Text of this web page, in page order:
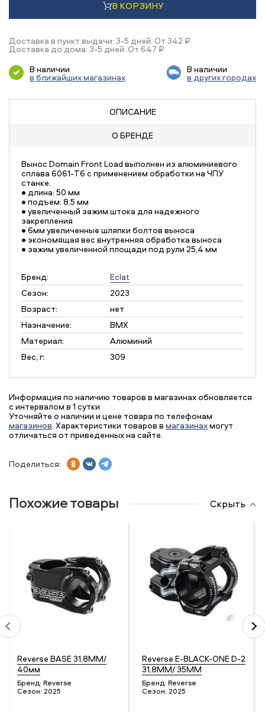
В КОРЗИНУ
Доставка в пункт выдачи: 3-5 дней. От 342 ₽
Доставка до дома: 3-5 дней. От 647 ₽
В наличии
в ближайших магазинах
В наличии
в других городах
ОПИСАНИЕ
О БРЕНДЕ
Вынос Domain Front Load выполнен из алюминиевого
сплава 6061-T6 с применением обработки на ЧПУ
станке.
• длина: 50 мм
• подъем: 8.5 мм
• увеличенный зажим штока для надежного
закрепления
• 6мм увеличенные шляпки болтов выноса
• экономящая вес внутренняя обработка выноса
• зажим увеличенной площади под рули 25,4 мм
Бренд:
Eclat
Сезон:
2023
Возраст:
нет
Назначение:
BMX
Материал:
Алюминий
Вес, г:
309
Информация по наличию товаров в магазинах обновляется
с интервалом в 1 сутки
Уточняйте о наличии и цене товара по телефонам
магазинов. Характеристики товаров в магазинахмогут
отличаться от приведенных на сайте.
Поделиться:
Похожие товары Скрыть
Reverse BASE 31,8MM/
40мм
Бренд: Reverse
Сезон: 2025
Reverse E-BLACK-ONE D-2
31,8MM/ 35MM
Бренд: Reverse
Сезон: 2025